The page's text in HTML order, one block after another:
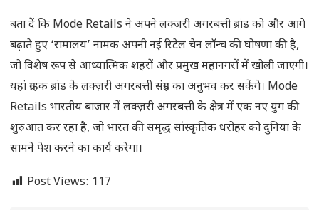
बता दें कि Mode Retails ने अपने लक्ज़री अगरबत्ती ब्रांड को और आगे
बढ़ाते हुए ‘रामालय’ नामक अपनी नई रिटेल चेन लॉन्च की घोषणा की है,
जो विशेष रूप से आध्यात्मिक शहरों और प्रमुख महानगरों में खोली जाएगी।
यहां ग्राहक ब्रांड के लक्ज़री अगरबत्ती संग्रह का अनुभव कर सकेंगे। Mode
Retails भारतीय बाजार में लक्ज़री अगरबत्ती के क्षेत्र में एक नए युग की
शुरुआत कर रहा है, जो भारत की समृद्ध सांस्कृतिक धरोहर को दुनिया के
सामने पेश करने का कार्य करेगा।
Post Views: 117